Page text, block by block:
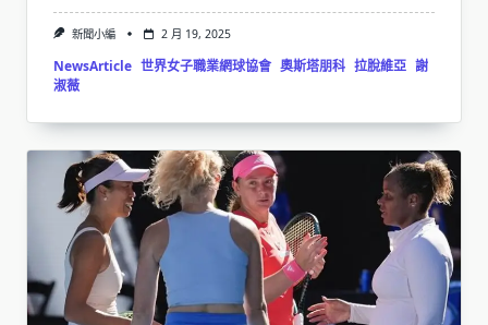
新聞小編 2 月 19, 2025
NewsArticle 世界女子職業網球協會 奧斯塔朋科 拉脫維亞 謝
淑薇